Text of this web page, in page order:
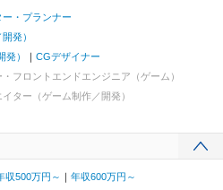
・プランナー
発）
）
CGデザイナー
フロントエンドエンジニア（ゲーム）
ター（ゲーム制作／開発）
収500万円～
年収600万円～